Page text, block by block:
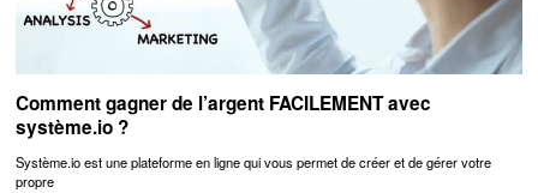
Comment gagner de l’argent FACILEMENT avec
système.io ?
Système.io est une plateforme en ligne qui vous permet de créer et de gérer votre
propre